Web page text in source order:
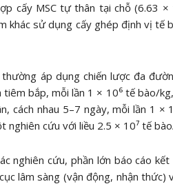
cấy MSC tự thân tại chỗ (6.63
khác sử dụng cấy ghép định vị tế
áp dụng chiến lược đa
bắp, mỗi lần 1 × 10⁶ tế bào/
cách nhau 5–7 ngày, mỗi lần 1
cứu với liều 2.5 × 10⁷ tế
nghiên cứu, phần lớn báo cáo
lâm sàng (vận động, nhận thức)